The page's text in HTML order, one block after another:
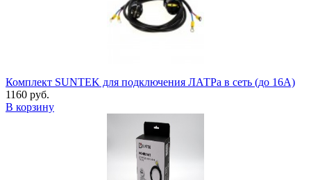
Комплект SUNTEK для подключения ЛАТРа в сеть (до 16А)
1160 руб.
В корзину